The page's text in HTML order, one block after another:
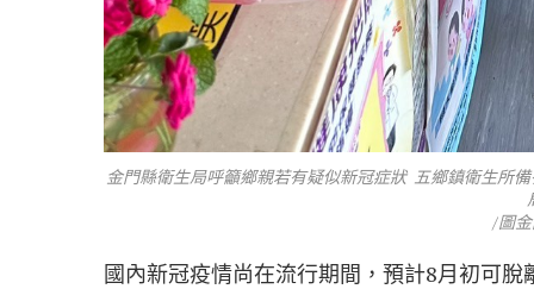
金門縣衛生局呼籲鄉親若有疑似新冠症狀 五鄉鎮衛生所
/圖
國內新冠疫情尚在流行期間，預計8月初可